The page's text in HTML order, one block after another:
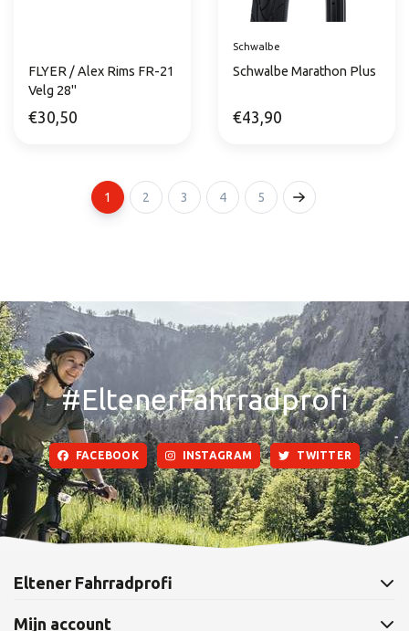
FLYER / Alex Rims FR-21
Velg 28"
€30,50
Schwalbe
Schwalbe Marathon Plus
€43,90
1 2 3 4 5
#EltenerFahrradprofi
FACEBOOK INSTAGRAM TWITTER
Eltener Fahrradprofi
Mijn account